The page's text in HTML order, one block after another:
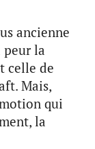
ancienne
peur la
celle de
Mais,
qui
la